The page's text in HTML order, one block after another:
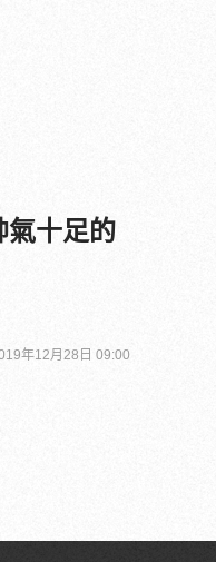
氣十足的
年12月28日 09:00